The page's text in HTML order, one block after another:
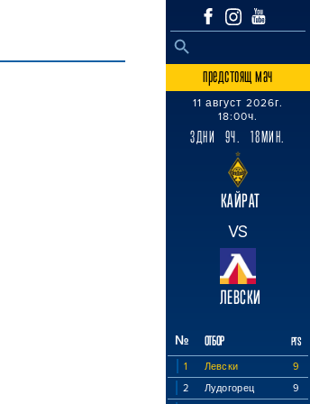
Search
SEARCH BUTTON
предстоящ мач
11 август 2026г.
18:00ч.
3ДНИ 9Ч. 18МИН.
КАЙРАТ
VS
ЛЕВСКИ
№ ОТБОР PTS
1 Левски
9
2
Лудогорец
9